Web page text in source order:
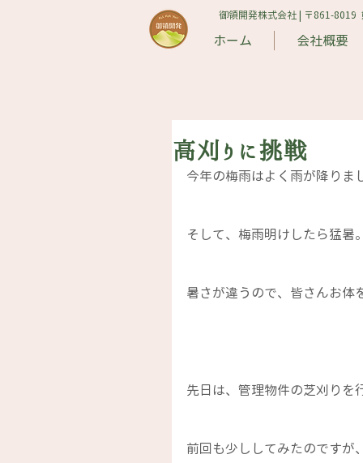
御領開発株式会社 | 〒861-8019​
ホーム 会社概要
高刈りに挑戦
今年の梅雨はよく雨が降りま
そして、梅雨明けしたら猛暑
暑さが違うので、皆さんお体
先日は、管理物件の芝刈りを
前回も少ししてみたのですが